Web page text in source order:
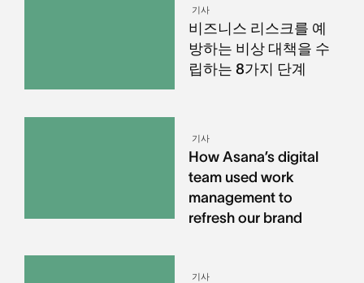
기사
비즈니스 리스크를 예
방하는 비상 대책을 수
립하는 8가지 단계
기사
How Asana’s digital
team used work
management to
refresh our brand
기사